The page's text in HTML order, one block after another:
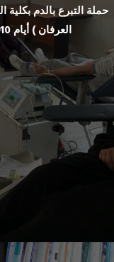
حملة التبرع بالدم بكلية
العرفان ) أيام 10 و 11 أبريل 2025 مرت في أجواء جيدة